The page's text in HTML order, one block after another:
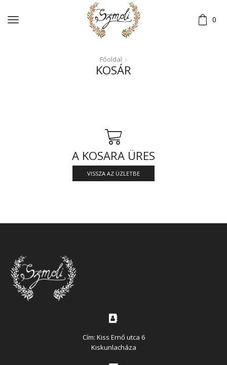
0
Főoldal
KOSÁR
A KOSARA ÜRES
VISSZA AZ ÜZLETBE
Cím: Kiss Ernő utca 6
Kiskunlacháza